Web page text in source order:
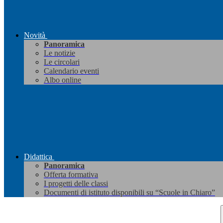
Novità
Panoramica
Le notizie
Le circolari
Calendario eventi
Albo online
Didattica
Panoramica
Offerta formativa
I progetti delle classi
Documenti di istituto disponibili su “Scuole in Chiaro”